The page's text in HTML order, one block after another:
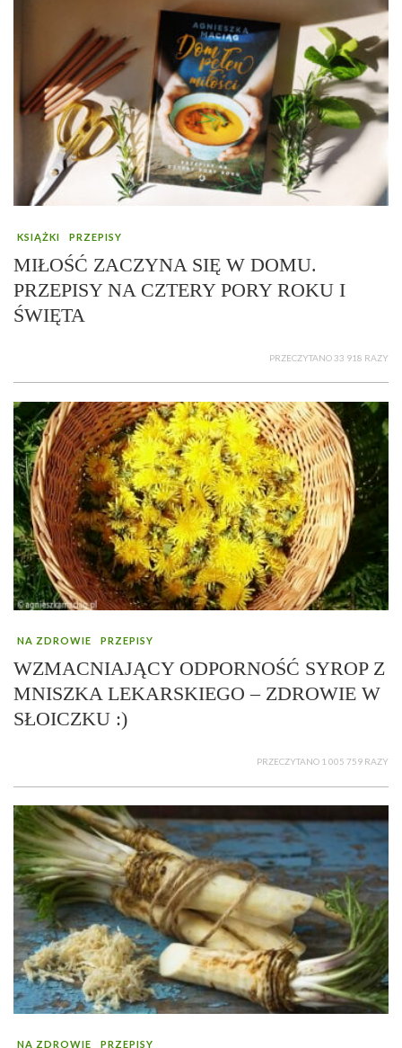
KSIĄŻKI PRZEPISY
MIŁOŚĆ ZACZYNA SIĘ W DOMU.
PRZEPISY NA CZTERY PORY ROKU I
ŚWIĘTA
PRZECZYTANO 33 918 RAZY
NA ZDROWIE PRZEPISY
WZMACNIAJĄCY ODPORNOŚĆ SYROP Z
MNISZKA LEKARSKIEGO – ZDROWIE W
SŁOICZKU :)
PRZECZYTANO 1 005 759 RAZY
NA ZDROWIE PRZEPISY